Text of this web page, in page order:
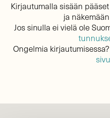
Kirjautumalla sisään
ja
Jos sinulla ei vielä ole
Ongelmia